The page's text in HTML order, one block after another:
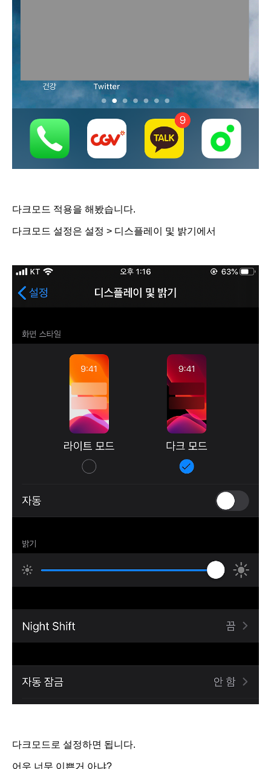
다크모드 적용을 해봤습니다.
다크모드 설정은 설정 > 디스플레이 및 밝기에서
다크모드로 설정하면 됩니다.
어우 너무 이쁜거 아냐?